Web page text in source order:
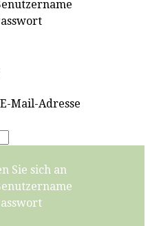
Mail-Adresse
Sie sich an